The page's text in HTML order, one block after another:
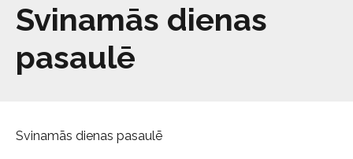
Услуги
Svinamās dienas
pasaulē
Svinamās dienas pasaulē